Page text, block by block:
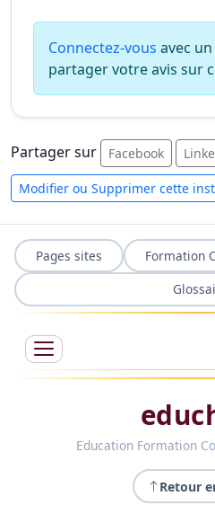
Connectez-vous avec
partager votre avis sur
Partager sur Facebook
Modifier ou Supprimer cette
Pages sites Formation
Education Formation
Retour